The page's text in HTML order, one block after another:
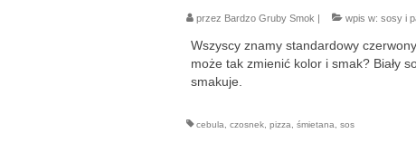
przez Bardzo Gruby Smok | wpis w: sosy i
Wszyscy znamy standardowy
może tak zmienić kolor i smak? Biały
smakuje.
cebula czosnek, pizza śmietana sos